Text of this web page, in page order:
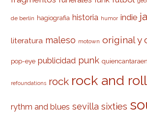
de berlín hagiografia historia humor indie
literatura maleso motown original y
pop-eye publicidad punk
refoundations rock rock and roll
rythm and blues sevilla sixties